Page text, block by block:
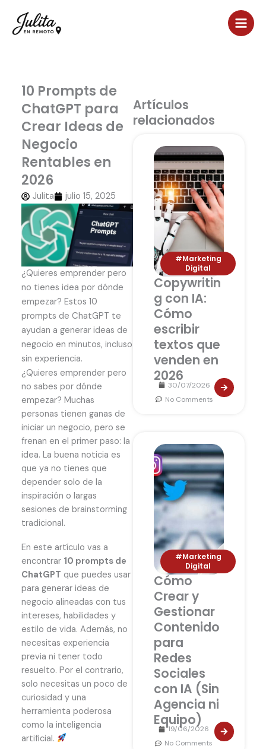
contenido
10 Prompts de
ChatGPT para
Crear Ideas de
Negocio
Rentables en
2026
Julita julio 15, 2025
¿Quieres emprender pero
no tienes idea por dónde
empezar? Estos 10
prompts de ChatGPT te
ayudan a generar ideas de
negocio en minutos, incluso
sin experiencia.
¿Quieres emprender pero
no sabes por dónde
empezar? Muchas
personas tienen ganas de
iniciar un negocio, pero se
frenan en el primer paso: la
idea. La buena noticia es
que ya no tienes que
depender solo de la
inspiración o largas
sesiones de brainstorming
tradicional.
En este artículo vas a
encontrar 10 prompts de
ChatGPT que puedes usar
para generar ideas de
negocio alineadas con tus
intereses, habilidades y
estilo de vida. Además, no
necesitas experiencia
previa ni tener todo
resuelto. Por el contrario,
solo necesitas un poco de
curiosidad y una
herramienta poderosa
como la inteligencia
artificial.
Artículos
relacionados
#Marketing
Digital
Copywritin
g con IA:
Cómo
escribir
textos que
venden en
2026
30/07/2026
No Comments
#Marketing
Digital
Cómo
Crear y
Gestionar
Contenido
para
Redes
Sociales
con IA (Sin
Agencia ni
Equipo)
19/06/2026
No Comments